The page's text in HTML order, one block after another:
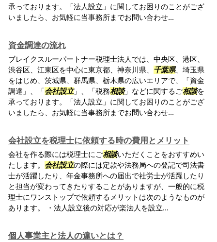
承っております。「法人設立」に関してお困りのことがござ
いましたら、お気軽に当事務所までお問い合わせ...
資金調達の流れ
ブレイクスルーパートナー税理士法人では、中央区、港区、
渋谷区、江東区を中心に東京都、神奈川県、 千葉県、埼玉県
をはじめ、茨城県、群馬県、栃木県の広いエリアで、「資金
調達」、「会社設立」、「税務相談」などに関するご相談を
承っております。「法人設立」に関してお困りのことがござ
いましたら、お気軽に当事務所までお問い合わせ...
会社設立を税理士に依頼する時の費用とメリット
会社を作る際には税理士にご相談いただくことをおすすめい
たします。 会社設立の際には定款や法務局への登記で司法書
士が活躍したり、年金事務所への届出で社労士が活躍したり
と担当が変わってきたりすることがありますが、一般的に税
理士にワンストップで依頼するメリットは次のようなものが
あります。 ・法人設立後の対応が楽法人を設立...
個人事業主と法人の違いとは？